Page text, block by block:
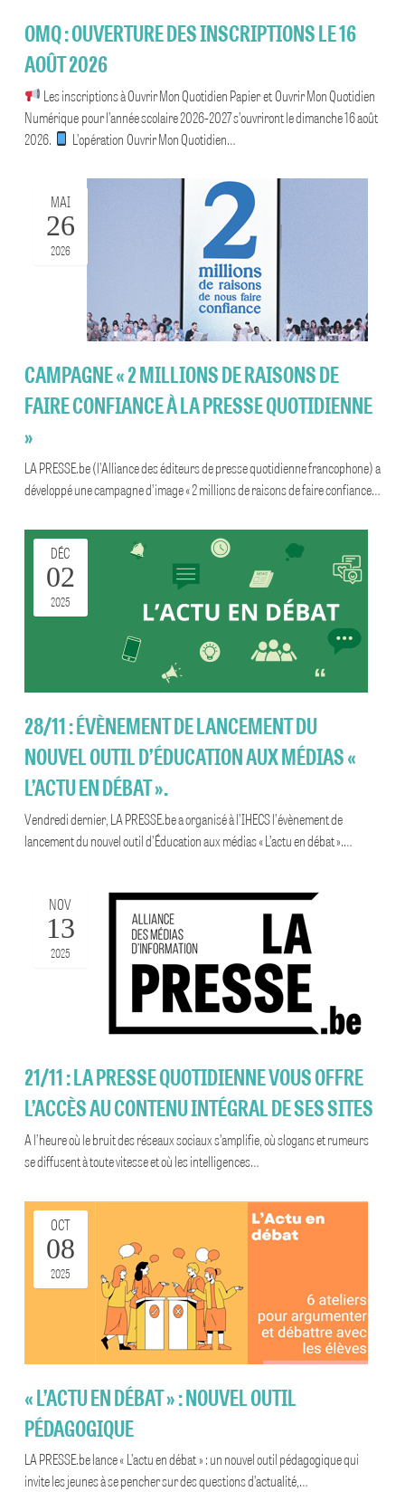
OMQ : OUVERTURE DES INSCRIPTIONS LE 16
AOÛT 2026
Les inscriptions à Ouvrir Mon Quotidien Papier et Ouvrir Mon Quotidien
Numérique pour l’année scolaire 2026-2027 s’ouvriront le dimanche 16 août
2026.
L’opération Ouvrir Mon Quotidien…
CAMPAGNE « 2 MILLIONS DE RAISONS DE
FAIRE CONFIANCE À LA PRESSE QUOTIDIENNE
»
MAI
26
2026
LA PRESSE.be (l’Alliance des éditeurs de presse quotidienne francophone) a
développé une campagne d’image « 2 millions de raisons de faire confiance…
28/11 : ÉVÈNEMENT DE LANCEMENT DU
NOUVEL OUTIL D’ÉDUCATION AUX MÉDIAS «
L’ACTU EN DÉBAT ».
DÉC
02
2025
Vendredi dernier, LA PRESSE.be a organisé à l’IHECS l’évènement de
lancement du nouvel outil d’Éducation aux médias « L’actu en débat ».…
21/11 : LA PRESSE QUOTIDIENNE VOUS OFFRE
L’ACCÈS AU CONTENU INTÉGRAL DE SES SITES
NOV
13
2025
A l’heure où le bruit des réseaux sociaux s’amplifie, où slogans et rumeurs
se diffusent à toute vitesse et où les intelligences…
« L’ACTU EN DÉBAT » : NOUVEL OUTIL
PÉDAGOGIQUE
OCT
08
2025
LA PRESSE.be lance « L’actu en débat » : un nouvel outil pédagogique qui
invite les jeunes à se pencher sur des questions d’actualité,…